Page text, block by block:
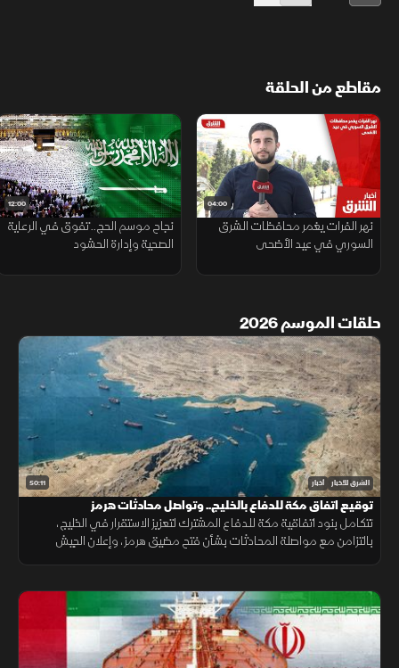
مقاطع من الحلقة
04:00
نهر الفرات يغمر محافظات الشرق
السوري في عيد الأضحى
12:00
نجاح موسم الحج.. تفوق في الرعاية
الصحية وإدارة الحشود
حلقات الموسم 2026
50:11 الشرق للأخبار أخبار
توقيع اتفاق مكة للدفاع بالخليج.. وتواصل محادثات هرمز
تتكامل بنود اتفاقية مكة للدفاع المشترك لتعزيز الاستقرار في الخليج،
بالتزامن مع مواصلة المحادثات بشأن فتح مضيق هرمز، وإعلان الجيش